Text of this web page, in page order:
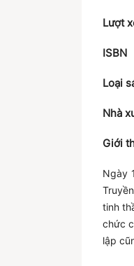
Lượt
ISBN
Loại
Nhà
Giới
Ngày
tinh
chức
lập
Để